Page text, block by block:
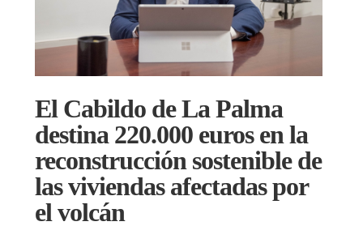
El Cabildo de La Palma
destina 220.000 euros en la
reconstrucción sostenible de
las viviendas afectadas por
el volcán